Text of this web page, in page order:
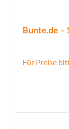
Bunte.de –
Für Preise